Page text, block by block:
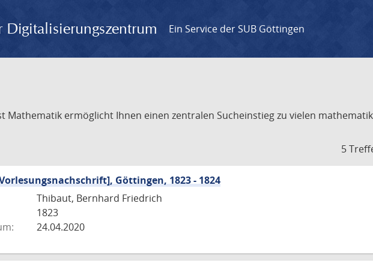
Digitalisierungszentrum Ein Service der SUB Göttingen
Mathematik ermöglicht Ihnen einen zentralen Sucheinstieg zu vielen
5
Göttingen, 1823 - 1824
Thibaut, Bernhard Friedrich
1823
24.04.2020